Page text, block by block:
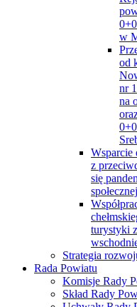
w
od
nr
na
Wsparcie
z
się
społecznej
turystyki
Strategia
Rada Powiatu
Komisje Rady
Skład Rady